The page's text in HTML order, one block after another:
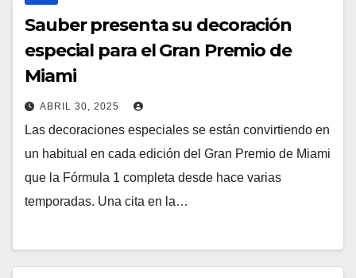
Sauber presenta su decoración
especial para el Gran Premio de
Miami
ABRIL 30, 2025
Las decoraciones especiales se están convirtiendo en
un habitual en cada edición del Gran Premio de Miami
que la Fórmula 1 completa desde hace varias
temporadas. Una cita en la…